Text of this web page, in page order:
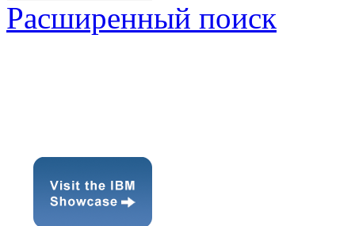
Расширенный поиск